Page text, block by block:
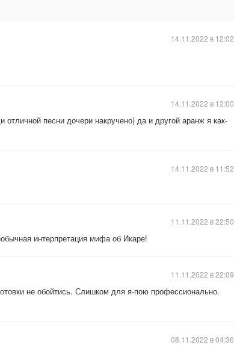
14.11.2022 в 12:02
песни дочери накручено) да и другой аранж я как-
14.11.2022 в 12:00
14.11.2022 в 11:52
интерпретация мифа об Икаре!
11.11.2022 в 22:50
не обойтись. Слишком для я-пою профессионально.
11.11.2022 в 22:09
08.11.2022 в 04:36